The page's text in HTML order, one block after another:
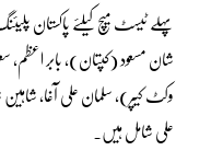
پہلے ٹیسٹ میچ کیلئے پاکستان
شان مسعود (کپتان)، بابر
وکٹ کیپر)، سلمان علی آغا، شاہین
علی شامل ہیں۔